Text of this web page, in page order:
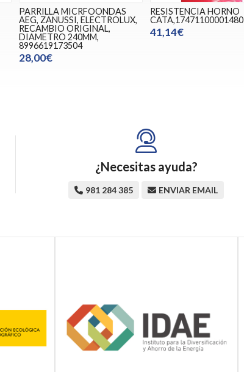
PARRILLA MICRFOONDAS
AEG, ZANUSSI, ELECTROLUX,
RECAMBIO ORIGINAL,
DIAMETRO 240MM,
8996619173504
28,00€
RESISTENCIA HORNO
CATA,17471100001480
41,14€
¿Necesitas ayuda?
981 284 385 ENVIAR EMAIL